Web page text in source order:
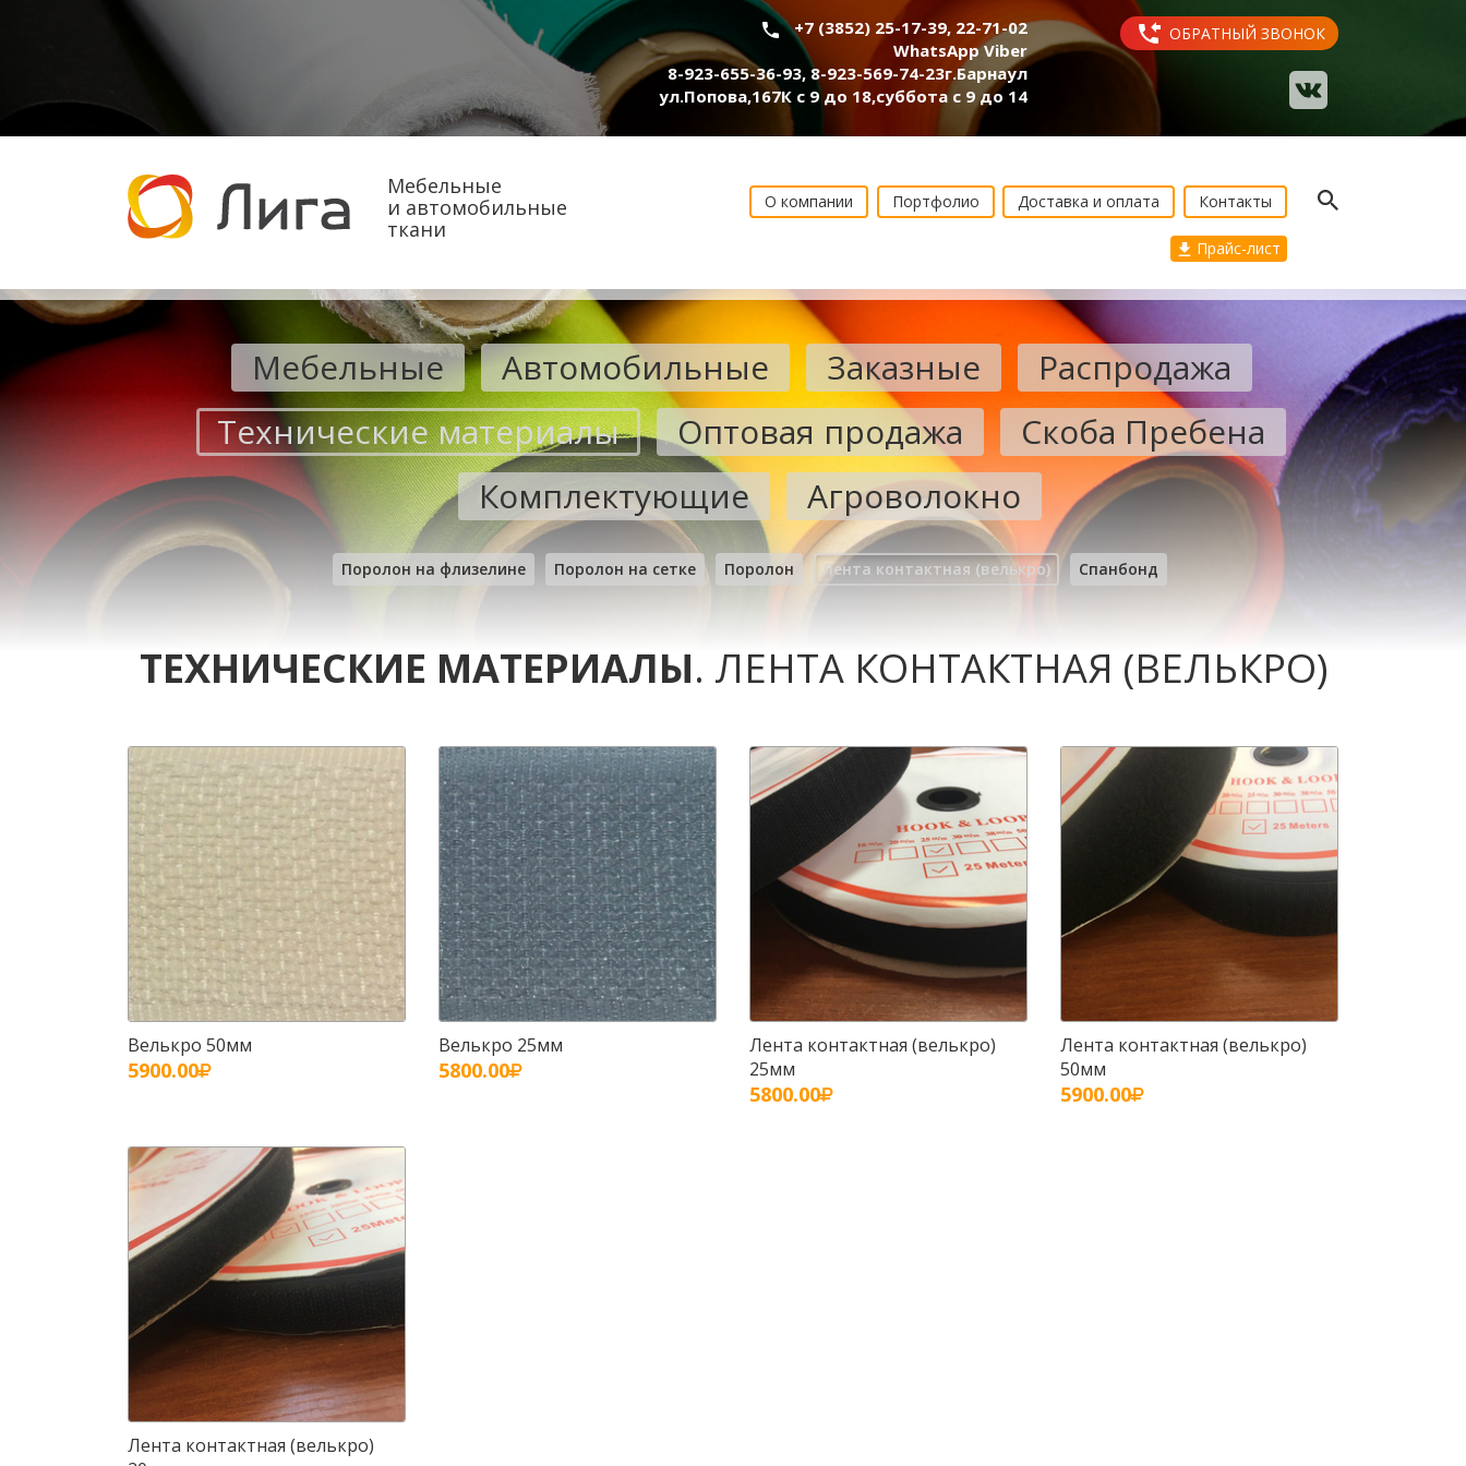
+7 (3852) 25-17-39, 22-71-02
WhatsApp Viber
8-923-655-36-93, 8-923-569-74-23г.Барнаул
ул.Попова,167К с 9 до 18,суббота с 9 до 14
ОБРАТНЫЙ ЗВОНОК
Мебельные
и автомобильные
ткани
О компании Портфолио Доставка и оплата Контакты
Прайс-лист
Мебельные Автомобильные Заказные
Распродажа
Технические материалы
Оптовая продажа
Скоба Пребена
Комплектующие
Агроволокно
Поролон на флизелине Поролон на сетке Поролон Лента контактная (велькро) Спанбонд
ТЕХНИЧЕСКИЕ МАТЕРИАЛЫ. ЛЕНТА КОНТАКТНАЯ (ВЕЛЬКРО)
Велькро 50мм
5900.00
Велькро 25мм
5800.00
Лента контактная (велькро)
25мм
5800.00
Лента контактная (велькро)
50мм
5900.00
Лента контактная (велькро)